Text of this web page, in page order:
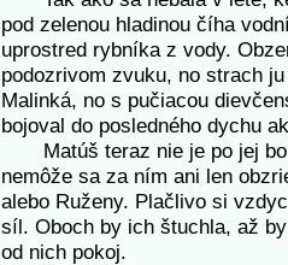
pod zelenou hladinou číha
uprostred rybníka z vody.
podozrivom zvuku, no strach
Malinká, no s pučiacou
bojoval do posledného dychu
Matúš teraz nie je po jej
nemôže sa za ním ani len
alebo Ruženy. Plačlivo si
síl. Oboch by ich štuchla, až
od nich pokoj.